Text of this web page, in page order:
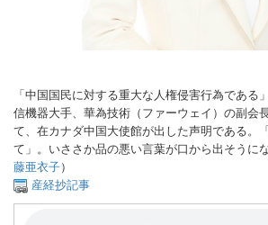
「中国国民に対する重大な人権侵害行為である
信機器大手、華為技術（ファーウェイ）の副会
て、在カナダ中国大使館が出した声明である。
て」。いささか品の悪い言葉が口から出そうに
藤亜衣子）
産経抄記事